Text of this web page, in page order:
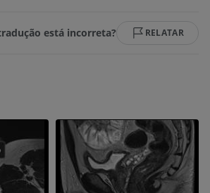
está incorreta? RELATAR